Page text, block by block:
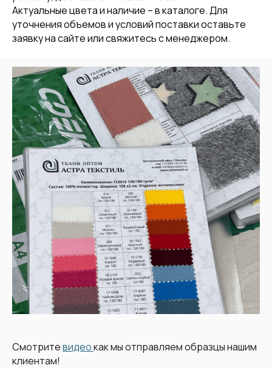
Актуальные цвета и наличие – в каталоге. Для
уточнения объемов и условий поставки оставьте
заявку на сайте или свяжитесь с менеджером.
Смотритевидеокак мы отправляем образцы нашим
клиентам!